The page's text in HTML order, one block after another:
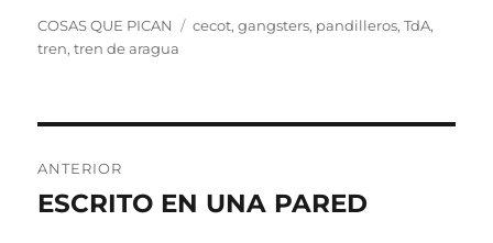
Categorías
COSAS QUE PICAN Etiquetas
cecot,gangsters, pandilleros,TdA,
tren,tren de aragua
de
ANTERIOR
Entrada
ESCRITO EN UNA PARED